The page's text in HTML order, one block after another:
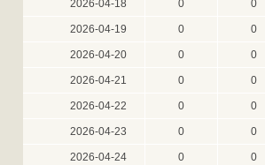
2026-04-18 0 0
2026-04-19 0 0
2026-04-20 0 0
2026-04-21 0 0
2026-04-22 0 0
2026-04-23 0 0
2026-04-24 0 0